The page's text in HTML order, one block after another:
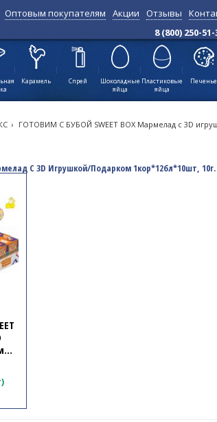
Оптовым покупателям Акции Отзывы
8 (800) 250-
Карамель Спрей
Шоколадные
яйца
Пластиковые
яйца
Печенье
всего 1, результаты с 1
по 1↑
› ГОТОВИМ С БУБОЙ SWEET BOX Мармелад с 3D
С 3D Игрушкой/подарком 1кор*12бл*10шт, 10г.